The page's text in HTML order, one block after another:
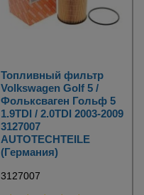
Топливный фильтр
Volkswagen Golf 5 /
Фольксваген Гольф 5
1.9TDI / 2.0TDI 2003-2009
3127007
AUTOTECHTEILE
(Германия)
3127007